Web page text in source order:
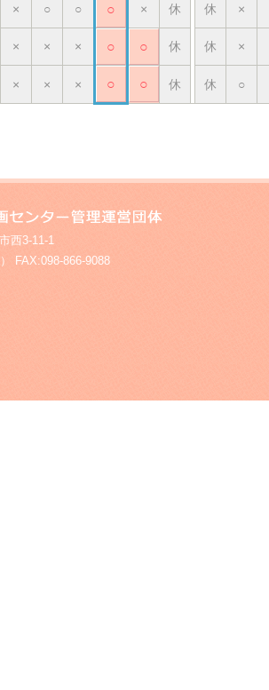
× ○ ○ ○ × 休 休 ×
× × × ○ ○ 休 休 ×
× × × ○ ○ 休 休 ○
西3-11-1
FAX:098-866-9088